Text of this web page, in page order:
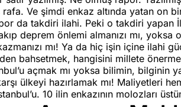
rafa. Ve şimdi enkaz altında yatan on
da takdiri ilahi. Peki o takdiri yapan
deprem önlemi almanızı mı, yoksa
mı! Ya da hiç işin içine ilahi
bahsetmek, hangisini millete
açmak mı yoksa bilimin, bilginin
ülkeyi hazırlamak mı! Maliyetleri
10 ilin enkazının molozları